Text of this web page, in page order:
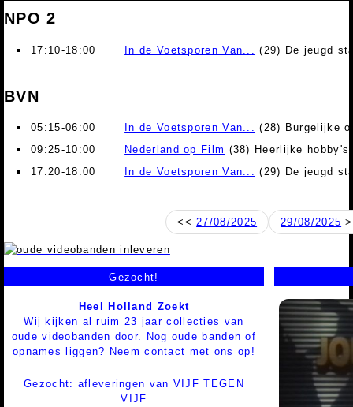
NPO 2
17:10-18:00 In de Voetsporen Van... (29) De jeugd
BVN
05:15-06:00 In de Voetsporen Van... (28) Burgelijke
09:25-10:00
Nederland op Film (38) Heerlijke hobby's
17:20-18:00
In de Voetsporen Van... (29) De jeugd
<<27/08/2025 29/08/2025
Gezocht!
Heel Holland Zoekt
Wij kijken al ruim 23 jaar collecties van
oude videobanden door. Nog oude banden of
opnames liggen? Neem contact met ons op!
Gezocht: afleveringen van VIJF TEGEN
VIJF